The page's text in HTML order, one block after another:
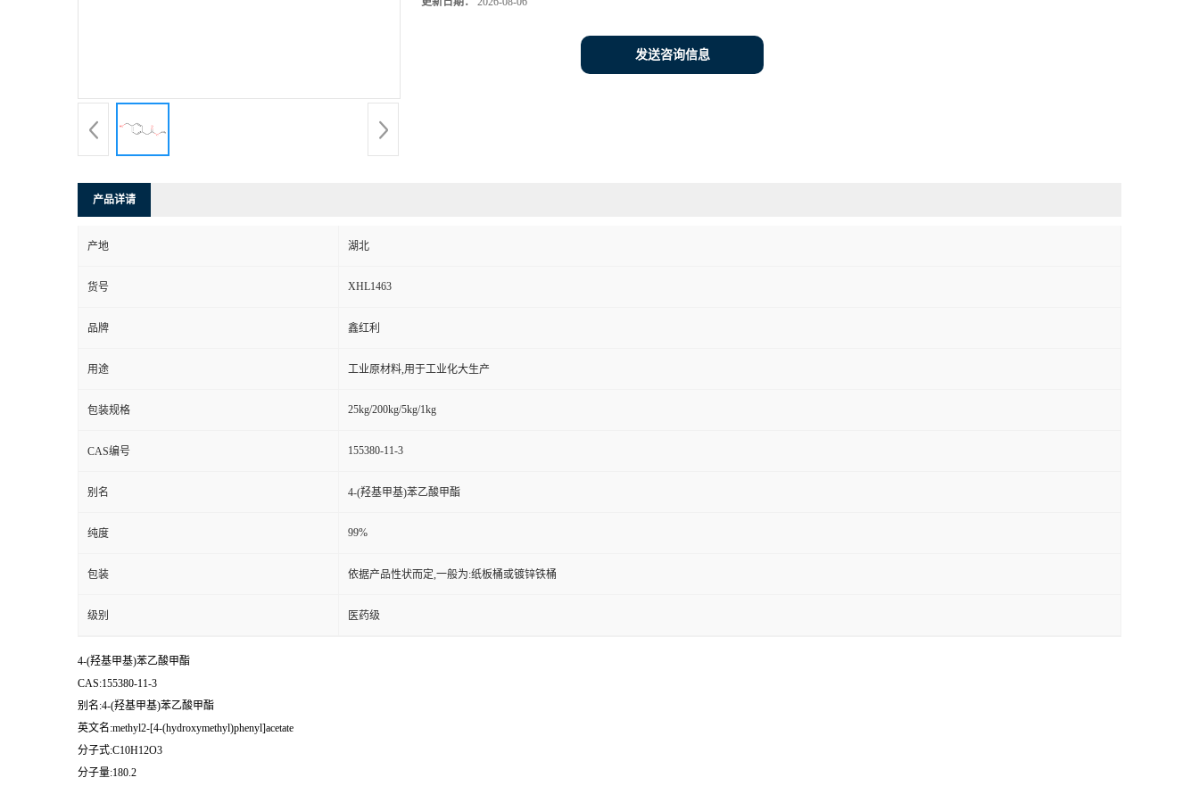
发送咨询信息
产品详请
产地 湖北
货号 XHL1463
品牌 鑫红利
用途 工业原材料,用于工业化大生产
包装规格 25kg/200kg/5kg/1kg
CAS编号 155380-11-3
别名 4-(羟基甲基)苯乙酸甲酯
纯度 99%
包装 依据产品性状而定,一般为:纸板桶或镀锌铁桶
级别 医药级
4-(羟基甲基)苯乙酸甲酯
CAS:155380-11-3
别名:4-(羟基甲基)苯乙酸甲酯
英文名:methyl2-[4-(hydroxymethyl)phenyl]acetate
分子式:C10H12O3
分子量:180.2